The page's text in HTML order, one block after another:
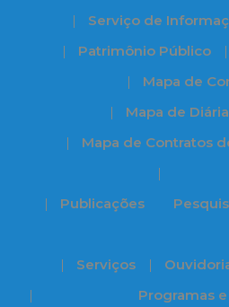
Serviço de
Patrimônio Público
Mapa de
Mapa de
Mapa de Contratos
Publicações
Serviços
Programas